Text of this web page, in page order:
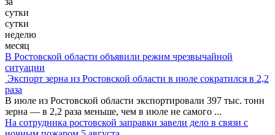
сутки
сутки
неделю
месяц
В Ростовской области объявили режим чрезвычайной
ситуации
Экспорт зерна из Ростовской области в июле сократился в 2,2
раза
В июле из Ростовской области экспортировали 397 тыс. тонн
зерна — в 2,2 раза меньше, чем в июле не самого ...
На сотрудника ростовской заправки завели дело в связи с